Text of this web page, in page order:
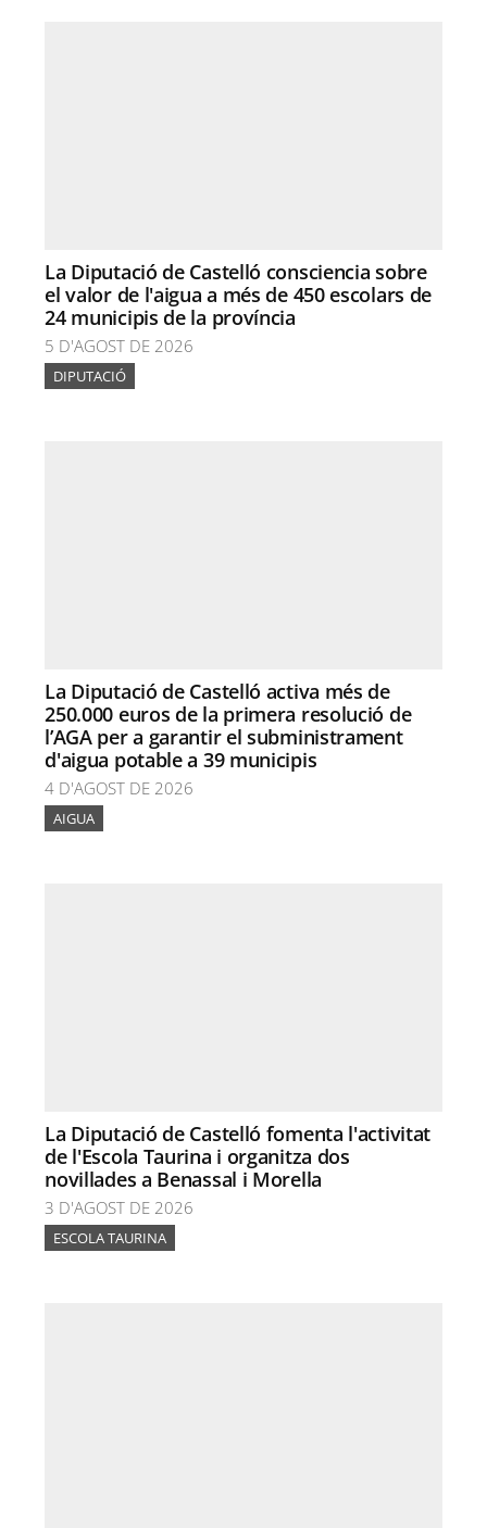
La Diputació de Castelló consciencia sobre
el valor de l'aigua a més de 450 escolars de
24 municipis de la província
5 D'AGOST DE 2026
DIPUTACIÓ
La Diputació de Castelló activa més de
250.000 euros de la primera resolució de
l’AGA per a garantir el subministrament
d'aigua potable a 39 municipis
4 D'AGOST DE 2026
AIGUA
La Diputació de Castelló fomenta l'activitat
de l'Escola Taurina i organitza dos
novillades a Benassal i Morella
3 D'AGOST DE 2026
ESCOLA TAURINA